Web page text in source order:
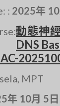
: 2025年 10
動態神
DNS
MPT
年 10月 5日